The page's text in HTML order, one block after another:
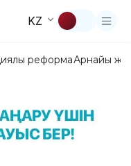
KZ
реформаАрнайы